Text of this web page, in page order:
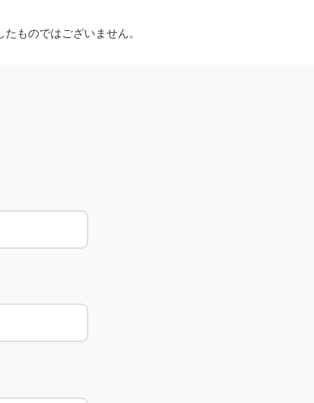
ものではございません。